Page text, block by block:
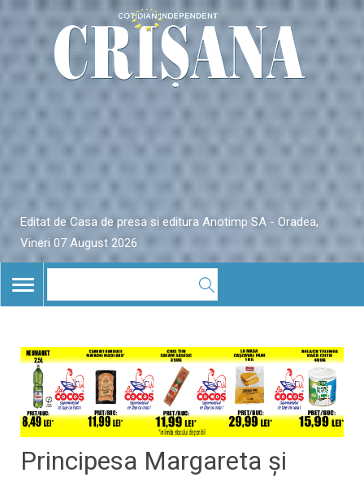
Editat de Casa de presa si editura Anotimp SA - Oradea,
Vineri 07 August 2026
TOGGLE
NAVIGATION
Principesa Margareta și